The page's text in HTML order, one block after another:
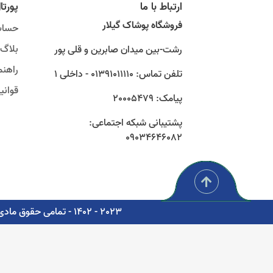
ارتباط با ما
فروشگاه پوشاک گیلار
رشت-بین میدان صابرین و قلی پور
تلفن تماس: 01391011110 - داخلی 1
پیامک: 20005479
پشتیبانی شبکه اجتماعی:
09034646082
بلاگ
2023 - 1402 - تمامی حقوق مادی و معنوی برای شرکت پوشاک سبز گستر گیلار محفوظ است. - مشاوره، پشتیبانی و طراحی اتوماسیون دیجیتال: